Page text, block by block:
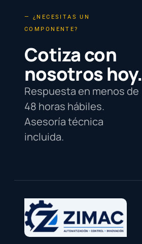
— ¿NECESITAS UN
COMPONENTE?
Cotiza con
nosotros hoy.
Respuesta en menos de
48 horas hábiles.
Asesoría técnica
incluida.